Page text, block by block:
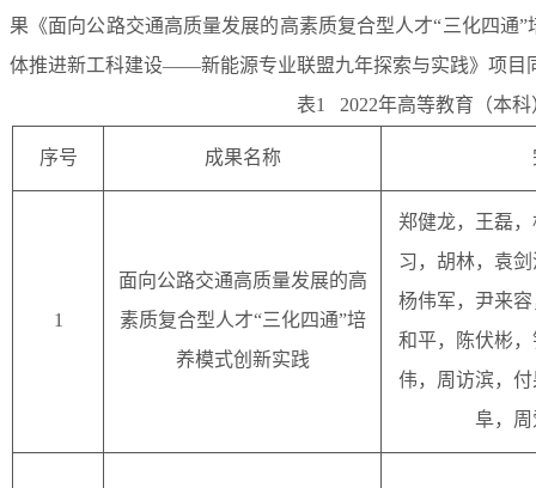
果《面向公路交通高质量发展的高素质复合型人才“三化四通
体推进新工科建设——新能源专业联盟九年探索与实践》项目
表1
2022年高等教育（本
序号 成果名称
1
面向公路交通高质量发展的高
素质复合型人才“三化四通”培
养模式创新实践
郑健龙，王磊
习，胡林，袁
杨伟军，尹来
和平，陈伏彬
伟，周访滨，
阜，